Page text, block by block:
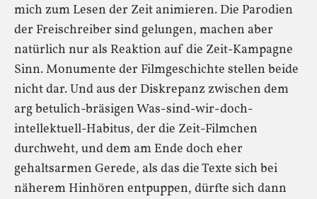
mich zum Lesen der Zeit animieren. Die Parodien
der Freischreiber sind gelungen, machen aber
natürlich nur als Reaktion auf die Zeit-Kampagne
Sinn. Monumente der Filmgeschichte stellen beide
nicht dar. Und aus der Diskrepanz zwischen dem
arg betulich-bräsigen Was-sind-wir-doch-
intellektuell-Habitus, der die Zeit-Filmchen
durchweht, und dem am Ende doch eher
gehaltsarmen Gerede, als das die Texte sich bei
näherem Hinhören entpuppen, dürfte sich dann